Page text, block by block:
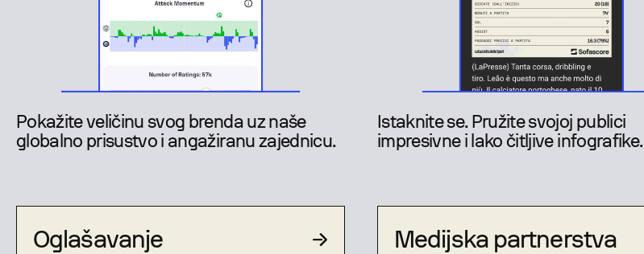
Pokažite veličinu svog brenda uz naše
globalno prisustvo i angažiranu zajednicu.
Oglašavanje
Istaknite se. Pružite svojoj publici
impresivne i lako čitljive infografike.
Medijska partnerstva